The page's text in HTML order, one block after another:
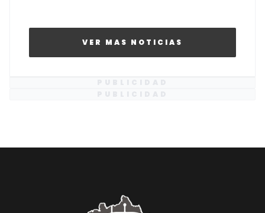
VER MAS NOTICIAS